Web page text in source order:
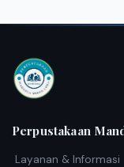
Perpustakaan
Layanan & Informasi